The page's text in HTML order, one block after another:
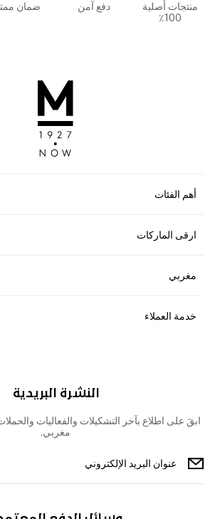
منتجات أصلية
100٪
دفع آمن ضمان
أهم الفئات
ارقى الماركات
مغربي
خدمة العملاء
النشرة البريدية
ابقَ على اطلاع بآخر التشكيلات والفعاليات
مغربي.